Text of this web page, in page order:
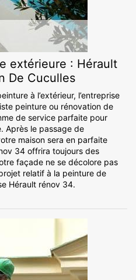
extérieure : Hérault
De Cuculles
à l’extérieur, l’entreprise
peinture ou rénovation de
de service parfaite pour
Après le passage de
maison sera en parfaite
34 offrira toujours des
façade ne se décolore pas
relatif à la peinture de
Hérault rénov 34.